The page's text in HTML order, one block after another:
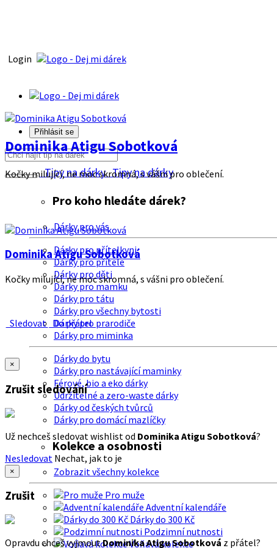
Login
Přihlásit se
Tipy na dárkyTipy na dárky
Pro koho hledáte dárek?
Dárky pro vás
Dárky pro přítelkyni
Dárky pro přítele
Dárky pro děti
Dárky pro mamku
Dárky pro tátu
Dárky pro všechny bytosti
Dárky pro prarodiče
Dárky pro miminka
Dárky do bytu
Dárky pro nastávající maminky
Férové, bio a eko dárky
Udržitelné a zero-waste dárky
Dárky od českých tvůrců
Dárky pro domácí mazlíčky
Kolekce a osobnosti
Zobrazit všechny kolekce
Pro muže
Adventní kalendáře
Dárky do 300 Kč
Podzimní nutnosti
Voňavá kolekce
Dominika Atigu Sobotková
Kočky milující, ne moc skromná, s vášni pro oblečení.
Dominika Atigu Sobotková
Kočky milující, ne moc skromná, s vášni pro oblečení.
Sledovat Do přátel
×
Zrušit sledování
Už nechceš sledovat wishlist od Dominika Atigu Sobotková?
Nesledovat Nechat, jak to je
×
Zrušit
Opravdu chceš vyjmoutDominika Atigu Sobotková z přátel?